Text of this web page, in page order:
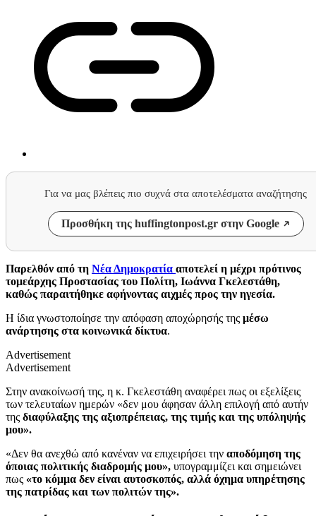
Για να μας βλέπεις πιο συχνά στα αποτελέσματα αναζήτησης
Προσθήκη της huffingtonpost.gr στην Google
Παρελθόν από τη Νέα Δημοκρατία αποτελεί η μέχρι πρότινος
τομεάρχης Προστασίας του Πολίτη, Ιωάννα Γκελεστάθη,
καθώς παραιτήθηκε αφήνοντας αιχμές προς την ηγεσία.
Η ίδια γνωστοποίησε την απόφαση αποχώρησής της μέσω
ανάρτησης στα κοινωνικά δίκτυα.
Advertisement
Advertisement
Στην ανακοίνωσή της, η κ. Γκελεστάθη αναφέρει πως οι εξελίξεις
των τελευταίων ημερών «δεν μου άφησαν άλλη επιλογή από αυτήν
της διαφύλαξης της αξιοπρέπειας, της τιμής και της υπόληψής
μου».
«Δεν θα ανεχθώ από κανέναν να επιχειρήσει την αποδόμηση της
όποιας πολιτικής διαδρομής μου», υπογραμμίζει και σημειώνει
πως «το κόμμα δεν είναι αυτοσκοπός, αλλά όχημα υπηρέτησης
της πατρίδας και των πολιτών της».